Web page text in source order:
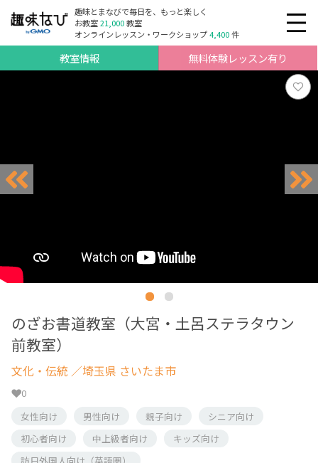
趣味とまなびで毎日を、もっと楽しく
お教室21,000教室
オンラインレッスン・ワークショップ4,400件
教室情報 無料体験レッスン有り
のざお書道教室（大宮・土呂ステラタウン
前教室）
文化・伝統 ／埼玉県 さいたま市
0
女性向け
男性向け 親子向け
シニア向け
初心者向け
中上級者向け
キッズ向け